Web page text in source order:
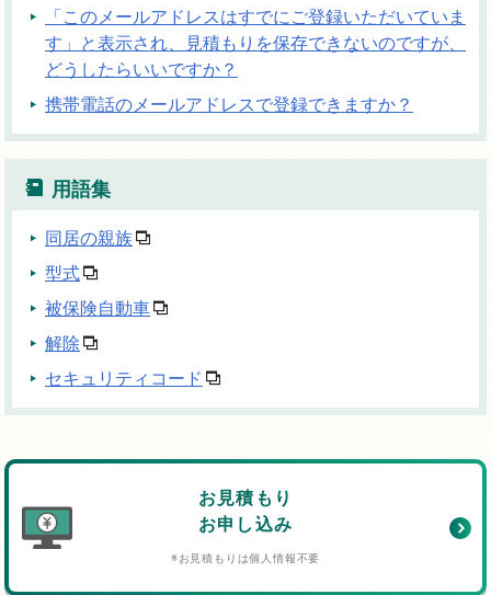
「このメールアドレスはすでにご登録いただいていま
す」と表示され、見積もりを保存できないのですが、
どうしたらいいですか？
携帯電話のメールアドレスで登録できますか？
用語集
同居の親族
型式
被保険自動車
解除
セキュリティコード
お見積もり
お申し込み
※お見積もりは個人情報不要